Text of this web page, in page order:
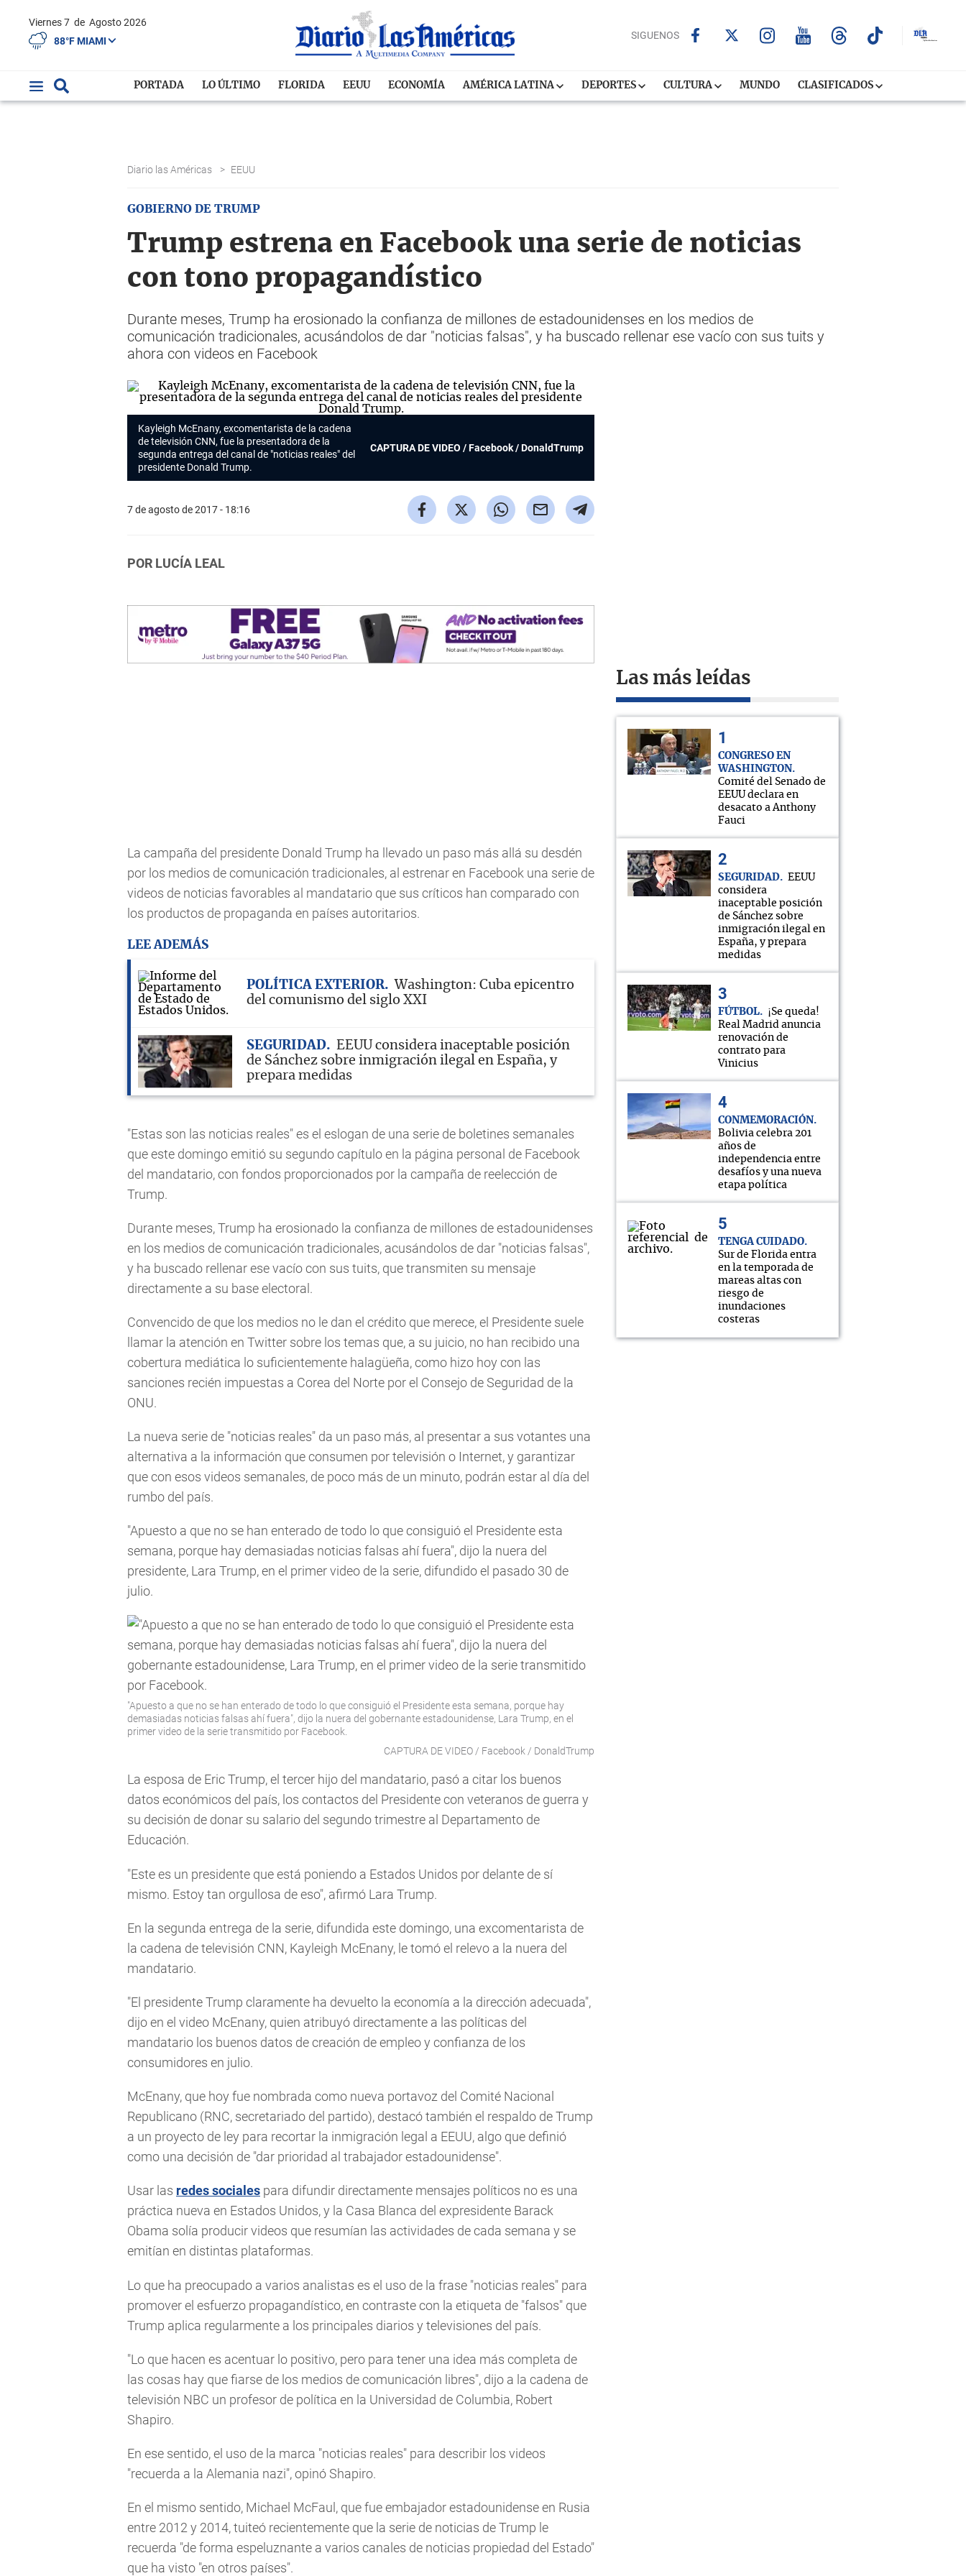
Viernes 7 de Agosto 2026
88°F MIAMI
SIGUENOS
PORTADA LO ÚLTIMO FLORIDA EEUU ECONOMÍA AMÉRICA LATINA DEPORTES CULTURA MUNDO CLASIFICADOS
Diario las Américas > EEUU
GOBIERNO DE TRUMP
Trump estrena en Facebook una serie de noticias
con tono propagandístico
Durante meses, Trump ha erosionado la confianza de millones de estadounidenses en los medios de
comunicación tradicionales, acusándolos de dar "noticias falsas", y ha buscado rellenar ese vacío con sus tuits y
ahora con videos en Facebook
Kayleigh McEnany, excomentarista de la cadena
de televisión CNN, fue la presentadora de la
segunda entrega del canal de "noticias reales" del
presidente Donald Trump.
CAPTURA DE VIDEO / Facebook / DonaldTrump
7 de agosto de 2017 - 18:16
POR LUCÍA LEAL
La campaña del presidente Donald Trump ha llevado un paso más allá su desdén
por los medios de comunicación tradicionales, al estrenar en Facebook una serie de
videos de noticias favorables al mandatario que sus críticos han comparado con
los productos de propaganda en países autoritarios.
LEE ADEMÁS
POLÍTICA EXTERIOR
Washington: Cuba epicentro
del comunismo del siglo XXI
SEGURIDAD
EEUU considera inaceptable posición
de Sánchez sobre inmigración ilegal en España, y
prepara medidas
"Estas son las noticias reales" es el eslogan de una serie de boletines semanales
que este domingo emitió su segundo capítulo en la página personal de Facebook
del mandatario, con fondos proporcionados por la campaña de reelección de
Trump.
Durante meses, Trump ha erosionado la confianza de millones de estadounidenses
en los medios de comunicación tradicionales, acusándolos de dar "noticias falsas",
y ha buscado rellenar ese vacío con sus tuits, que transmiten su mensaje
directamente a su base electoral.
Convencido de que los medios no le dan el crédito que merece, el Presidente suele
llamar la atención en Twitter sobre los temas que, a su juicio, no han recibido una
cobertura mediática lo suficientemente halagüeña, como hizo hoy con las
sanciones recién impuestas a Corea del Norte por el Consejo de Seguridad de la
ONU.
La nueva serie de "noticias reales" da un paso más, al presentar a sus votantes una
alternativa a la información que consumen por televisión o Internet, y garantizar
que con esos videos semanales, de poco más de un minuto, podrán estar al día del
rumbo del país.
"Apuesto a que no se han enterado de todo lo que consiguió el Presidente esta
semana, porque hay demasiadas noticias falsas ahí fuera", dijo la nuera del
presidente, Lara Trump, en el primer video de la serie, difundido el pasado 30 de
julio.
"Apuesto a que no se han enterado de todo lo que consiguió el Presidente esta semana, porque hay
demasiadas noticias falsas ahí fuera", dijo la nuera del gobernante estadounidense, Lara Trump, en el
primer video de la serie transmitido por Facebook.
CAPTURA DE VIDEO / Facebook / DonaldTrump
La esposa de Eric Trump, el tercer hijo del mandatario, pasó a citar los buenos
datos económicos del país, los contactos del Presidente con veteranos de guerra y
su decisión de donar su salario del segundo trimestre al Departamento de
Educación.
"Este es un presidente que está poniendo a Estados Unidos por delante de sí
mismo. Estoy tan orgullosa de eso", afirmó Lara Trump.
En la segunda entrega de la serie, difundida este domingo, una excomentarista de
la cadena de televisión CNN, Kayleigh McEnany, le tomó el relevo a la nuera del
mandatario.
"El presidente Trump claramente ha devuelto la economía a la dirección adecuada",
dijo en el video McEnany, quien atribuyó directamente a las políticas del
mandatario los buenos datos de creación de empleo y confianza de los
consumidores en julio.
McEnany, que hoy fue nombrada como nueva portavoz del Comité Nacional
Republicano (RNC, secretariado del partido), destacó también el respaldo de Trump
a un proyecto de ley para recortar la inmigración legal a EEUU, algo que definió
como una decisión de "dar prioridad al trabajador estadounidense".
Usar las redes sociales para difundir directamente mensajes políticos no es una
práctica nueva en Estados Unidos, y la Casa Blanca del expresidente Barack
Obama solía producir videos que resumían las actividades de cada semana y se
emitían en distintas plataformas.
Lo que ha preocupado a varios analistas es el uso de la frase "noticias reales" para
promover el esfuerzo propagandístico, en contraste con la etiqueta de "falsos" que
Trump aplica regularmente a los principales diarios y televisiones del país.
"Lo que hacen es acentuar lo positivo, pero para tener una idea más completa de
las cosas hay que fiarse de los medios de comunicación libres", dijo a la cadena de
televisión NBC un profesor de política en la Universidad de Columbia, Robert
Shapiro.
En ese sentido, el uso de la marca "noticias reales" para describir los videos
"recuerda a la Alemania nazi", opinó Shapiro.
En el mismo sentido, Michael McFaul, que fue embajador estadounidense en Rusia
entre 2012 y 2014, tuiteó recientemente que la serie de noticias de Trump le
recuerda "de forma espeluznante a varios canales de noticias propiedad del Estado"
que ha visto "en otros países".
Las más leídas
CONGRESO EN
WASHINGTON
Comité del Senado de
EEUU declara en
desacato a Anthony
Fauci
SEGURIDAD
EEUU
considera
inaceptable posición
de Sánchez sobre
inmigración ilegal en
España, y prepara
medidas
FÚTBOL
¡Se queda!
Real Madrid anuncia
renovación de
contrato para
Vinicius
CONMEMORACIÓN
Bolivia celebra 201
años de
independencia entre
desafíos y una nueva
etapa política
TENGA CUIDADO
Sur de Florida entra
en la temporada de
mareas altas con
riesgo de
inundaciones
costeras